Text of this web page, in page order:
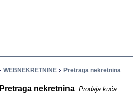
WEBNEKRETNINE Pretraga nekretnina
Pretraga nekretnina Prodaja kuća